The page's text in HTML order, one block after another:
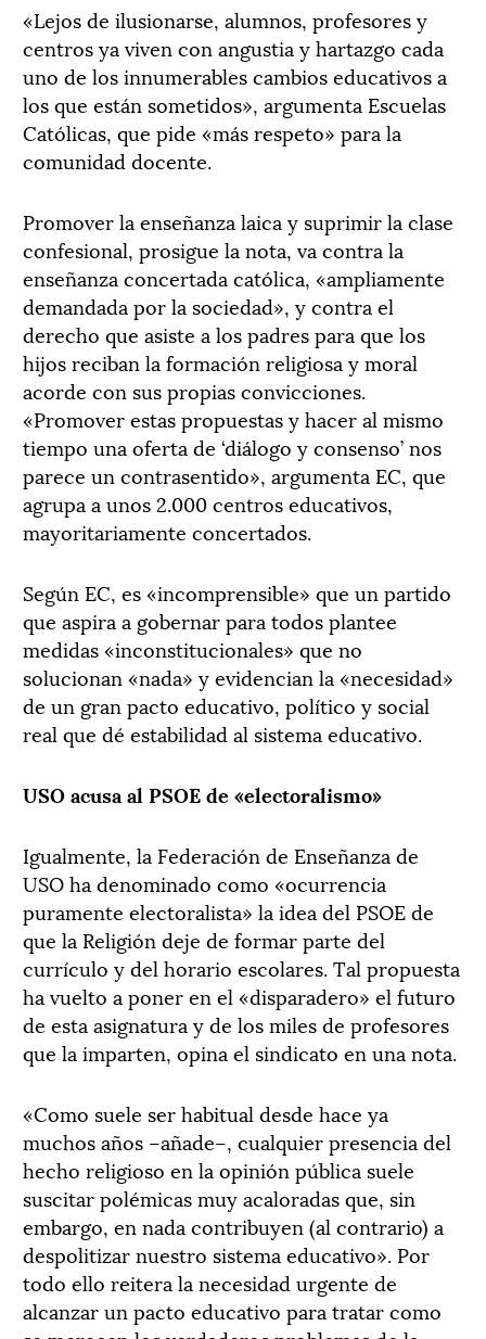
«Lejos de ilusionarse, alumnos, profesores y
centros ya viven con angustia y hartazgo cada
uno de los innumerables cambios educativos a
los que están sometidos», argumenta Escuelas
Católicas, que pide «más respeto» para la
comunidad docente.
Promover la enseñanza laica y suprimir la clase
confesional, prosigue la nota, va contra la
enseñanza concertada católica, «ampliamente
demandada por la sociedad», y contra el
derecho que asiste a los padres para que los
hijos reciban la formación religiosa y moral
acorde con sus propias convicciones.
«Promover estas propuestas y hacer al mismo
tiempo una oferta de ‘diálogo y consenso’ nos
parece un contrasentido», argumenta EC, que
agrupa a unos 2.000 centros educativos,
mayoritariamente concertados.
Según EC, es «incomprensible» que un partido
que aspira a gobernar para todos plantee
medidas «inconstitucionales» que no
solucionan «nada» y evidencian la «necesidad»
de un gran pacto educativo, político y social
real que dé estabilidad al sistema educativo.
USO acusa al PSOE de «electoralismo»
Igualmente, la Federación de Enseñanza de
USO ha denominado como «ocurrencia
puramente electoralista» la idea del PSOE de
que la Religión deje de formar parte del
currículo y del horario escolares. Tal propuesta
ha vuelto a poner en el «disparadero» el futuro
de esta asignatura y de los miles de profesores
que la imparten, opina el sindicato en una nota.
«Como suele ser habitual desde hace ya
muchos años –añade–, cualquier presencia del
hecho religioso en la opinión pública suele
suscitar polémicas muy acaloradas que, sin
embargo, en nada contribuyen (al contrario) a
despolitizar nuestro sistema educativo». Por
todo ello reitera la necesidad urgente de
alcanzar un pacto educativo para tratar como